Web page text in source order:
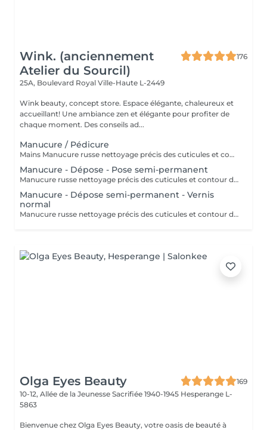
Wink. (anciennement
Atelier du Sourcil)
176
25A, Boulevard Royal Ville-Haute L-2449
Wink beauty, concept store. Espace élégante, chaleureux et
accueillant! Une ambiance zen et élégante pour profiter de
chaque moment. Des conseils ad...
Manucure / Pédicure
Mains Manucure russe nettoyage précis des cuticules et contour des ongles. Application d'un vernis semi-permanent qui dure 3 à 4 semaines. Résultat naturel, brillant et résistant aux chocs. Pieds Retrait des cuticules, limage et polissage des ongles. Application de la base semi-permanent : protège l'ongle naturel et favorise l'adhérence. Application de la couleur semi-permanent : couche uniforme pour une finition parfaite.
Manucure - Dépose - Pose semi-permanent
Manucure russe nettoyage précis des cuticules et contour des ongles. Retrait 85% de l'ancien semi-permanent sans touche a votre ongles naturel. Application d'un semi-permanent sur l'ongle. Idéal pour repartir sur une base propre sans accumulation de produit.
Manucure - Dépose semi-permanent - Vernis
normal
Manucure russe nettoyage précis des cuticules et contour des ongles. Retrait 85% de l'ancien semi-permanent sans touche a votre ongles naturel. Vernis classique appliqué sur l'ongle naturel. Rendu brillant, élégant
Olga Eyes Beauty
169
10-12, Allée de la Jeunesse Sacrifiée 1940-1945 Hesperange L-
5863
Bienvenue chez Olga Eyes Beauty, votre oasis de beauté à